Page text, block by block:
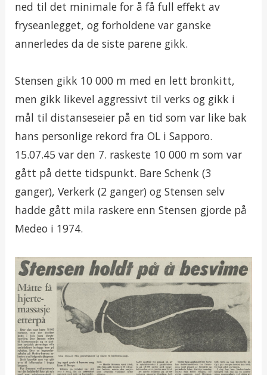
ned til det minimale for å få full effekt av
fryseanlegget, og forholdene var ganske
annerledes da de siste parene gikk.
Stensen gikk 10 000 m med en lett bronkitt,
men gikk likevel aggressivt til verks og gikk i
mål til distanseseier på en tid som var like bak
hans personlige rekord fra OL i Sapporo.
15.07.45 var den 7. raskeste 10 000 m som var
gått på dette tidspunkt. Bare Schenk (3
ganger), Verkerk (2 ganger) og Stensen selv
hadde gått mila raskere enn Stensen gjorde på
Medeo i 1974.